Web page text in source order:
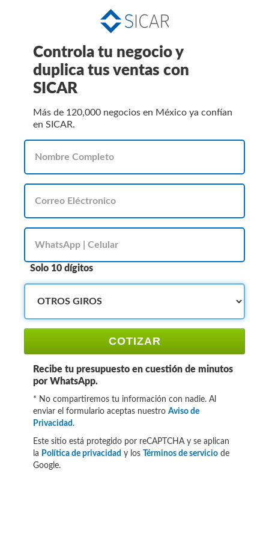
Controla tu negocio y
duplica tus ventas con
SICAR
Más de 120,000 negocios en México ya confían
en SICAR.
Solo 10 dígitos
COTIZAR
Recibe tu presupuesto en cuestión de minutos
por WhatsApp.
* No compartiremos tu información con nadie. Al
enviar el formulario aceptas nuestro Aviso de
Privacidad .
Este sitio está protegido por reCAPTCHA y se aplican
la Política de privacidad y los Términos de servicio de
Google.